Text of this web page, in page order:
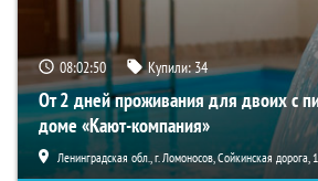
08:02:49 Купили:34
От 2 дней проживания для двоих с
доме «Кают-компания»
Ленинградская обл., г. Ломоносов, Сойкинская дорога,